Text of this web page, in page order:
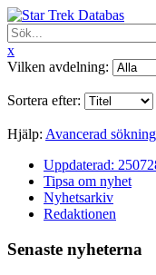
x
Vilken avdelning:
Sortera efter:
Hjälp: Avancerad sökning
Uppdaterad:
Tipsa om nyhet
Nyhetsarkiv
Redaktionen
Senaste nyheterna